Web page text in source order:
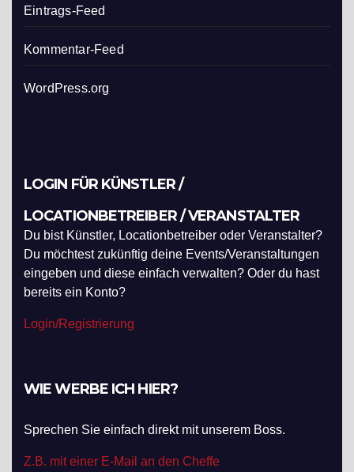
Eintrags-Feed
Kommentar-Feed
WordPress.org
LOGIN FÜR KÜNSTLER /
LOCATIONBETREIBER / VERANSTALTER
Du bist Künstler, Locationbetreiber oder Veranstalter?
Du möchtest zukünftig deine Events/Veranstaltungen
eingeben und diese einfach verwalten? Oder du hast
bereits ein Konto?
Login/Registrierung
WIE WERBE ICH HIER?
Sprechen Sie einfach direkt mit unserem Boss.
Z.B. mit einer E-Mail an den Cheffe